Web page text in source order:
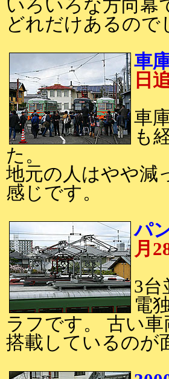
いろいろな方向幕
どれだけあるので
車
日
車
も
た。
地元の人はやや減
感じです。
パ
月
3台
電
ラフです。 古い
搭載しているのが